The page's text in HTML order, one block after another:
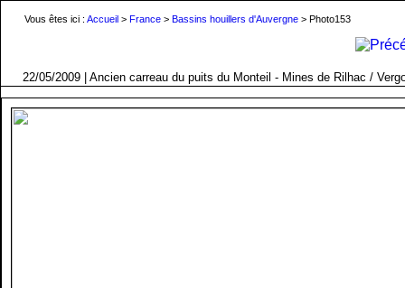
Vous êtes ici : Accueil > France > Bassins houillers d'Auvergne > Photo153
22/05/2009 | Ancien carreau du puits du Monteil - Mines de Rilhac /